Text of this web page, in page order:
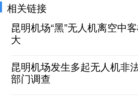
相关链接
昆明机场“黑”无人机离空中
大
昆明机场发生多起无人机非
部门调查